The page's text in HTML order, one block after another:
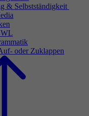
& Selbstständigkeit
oder Zuklappen